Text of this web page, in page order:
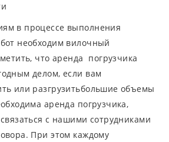
в процессе выполнения
необходим вилочный
что аренда погрузчика
делом, если вам
или разгрузитьбольшие объемы
аренда погрузчика,
с нашими сотрудниками
При этом каждому